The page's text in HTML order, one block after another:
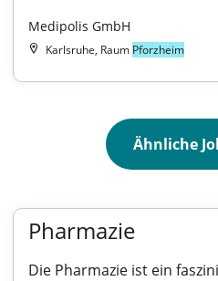
Medipolis GmbH
Karlsruhe, Raum Pforzheim
Ähnliche
Pharmazie
Die Pharmazie ist ein